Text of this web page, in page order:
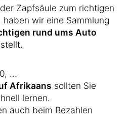
Zapfsäule zum richtigen
haben wir eine Sammlung
rund ums Auto
...
Afrikaans sollten Sie
lernen.
auch beim Bezahlen